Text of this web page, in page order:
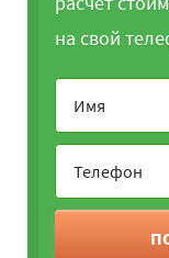
на свой